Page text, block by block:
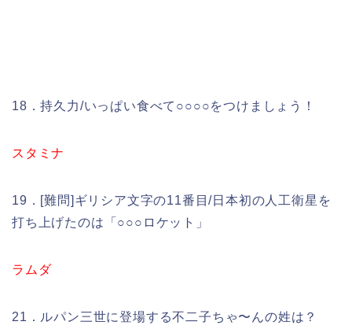
18．持久力/いっぱい食べて○○○○をつけましょう！
スタミナ
19．[難問]ギリシア文字の11番目/日本初の人工衛星を
打ち上げたのは「○○○ロケット」
ラムダ
21．ルパン三世に登場する不二子ちゃ〜んの姓は？